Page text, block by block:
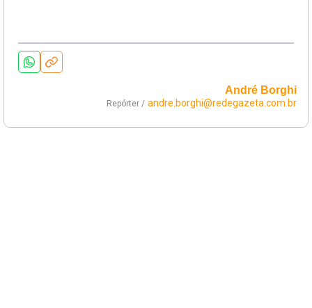
André Borghi
Repórter / andre.borghi@redegazeta.com.br